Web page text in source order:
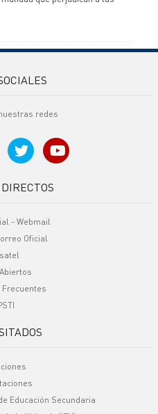
redes
- Webmail
Oficial
Educación Secundaria